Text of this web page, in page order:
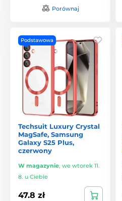
Porównaj
Podstawowa
Techsuit Luxury Crystal
MagSafe, Samsung
Galaxy S25 Plus,
czerwony
W magazynie, we wtorek 11.
8. u Ciebie
47.8 zł